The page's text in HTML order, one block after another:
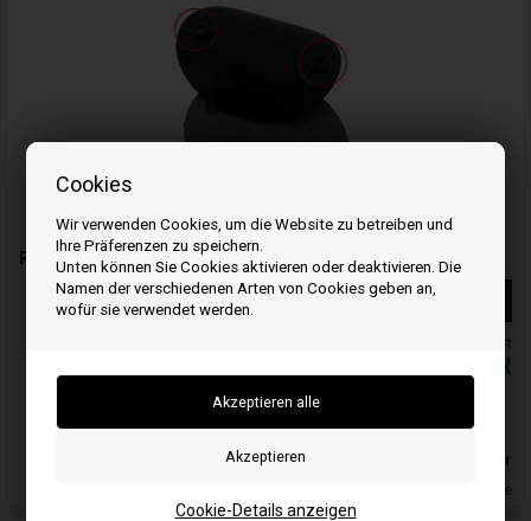
Cookies
Wir verwenden Cookies, um die Website zu betreiben und
Ihre Präferenzen zu speichern.
Unten können Sie Cookies aktivieren oder deaktivieren. Die
Namen der verschiedenen Arten von Cookies geben an,
wofür sie verwendet werden.
Cookie-Details anzeigen
Reinigungsrohr für Kaminrohr 80 mm
Weiterlesen
Alle Preise inkl. MwSt
EUR
In den warenkorb
Auf lager
Lieferung 2-4 Wochentage